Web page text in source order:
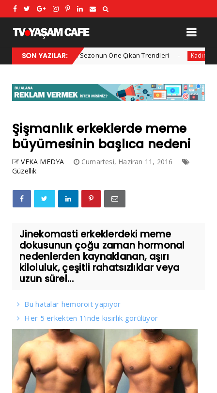
SON YAZILAR:
2025 Kış Modası: Sezonun Öne Çıkan Trendleri Kadın Her
Şişmanlık erkeklerde meme
büyümesinin başlıca nedeni
VEKA MEDYA
Cumartesi, Haziran 11, 2016
Güzellik
Jinekomasti erkeklerdeki meme
dokusunun çoğu zaman hormonal
nedenlerden kaynaklanan, aşırı
kiloluluk, çeşitli rahatsızlıklar veya
uzun sürel...
Bu hatalar hemoroit yapıyor
Her 5 erkekten 1’inde kısırlık görülüyor